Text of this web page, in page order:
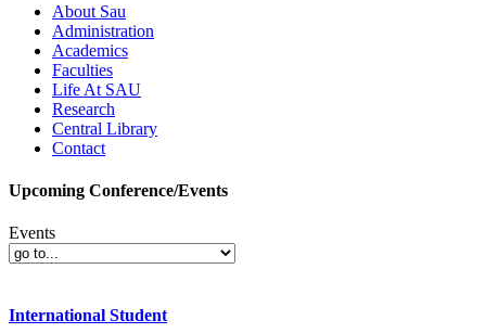
About Sau
Administration
Academics
Faculties
Life At SAU
Research
Central Library
Contact
Upcoming Conference/Events
Events
International Student